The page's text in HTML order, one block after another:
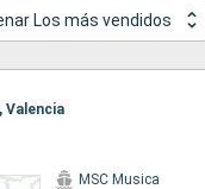
Los más vendidos
Valencia
MSC Musica